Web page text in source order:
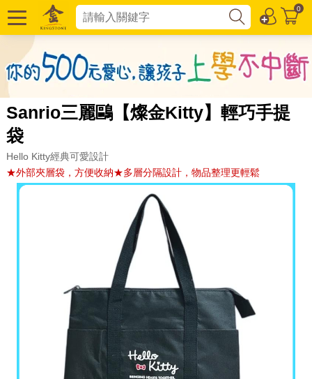
0
Sanrio三麗鷗【燦金Kitty】輕巧手提
袋
Hello Kitty經典可愛設計
★外部夾層袋，方便收納★多層分隔設計，物品整理更輕鬆